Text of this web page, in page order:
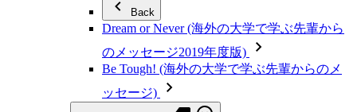
Back
Dream or Never (海外の大学で学ぶ先輩から
のメッセージ2019年度版)
Be Tough! (海外の大学で学ぶ先輩からのメ
ッセージ)